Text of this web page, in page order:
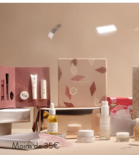
Moins de 35€